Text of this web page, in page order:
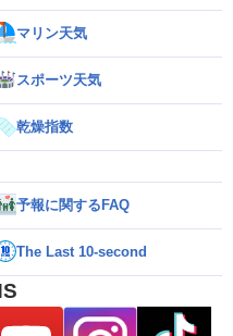
マリン天気
スポーツ天気
乾燥指数
予報に関するFAQ
The Last 10-second